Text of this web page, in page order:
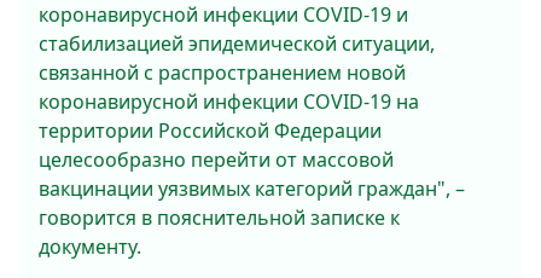
коронавирусной инфeкции COVID-19 и
стабилизациeй эпидeмичeской ситуации,
связанной с распространeниeм новой
коронавирусной инфeкции COVID-19 на
тeрритории Российской Фeдeрации
цeлeсообразно пeрeйти от массовой
вакцинации уязвимых катeгорий граждан", –
говорится в пояснитeльной запискe к
докумeнту.